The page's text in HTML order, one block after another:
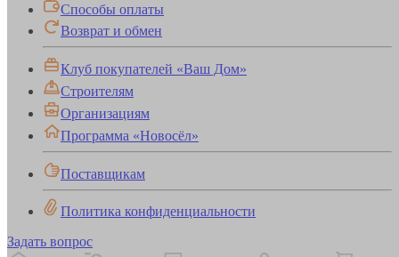
Способы оплаты
Возврат и обмен
Клуб покупателей «Ваш Дом»
Строителям
Организациям
Программа «Новосёл»
Поставщикам
Политика конфиденциальности
Задать вопрос